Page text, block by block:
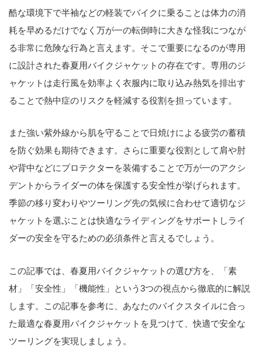
酷な環境下で半袖などの軽装でバイクに乗ることは体力の消
耗を早めるだけでなく万が一の転倒時に大きな怪我につなが
る非常に危険な行為と言えます。そこで重要になるのが専用
に設計された春夏用バイクジャケットの存在です。専用のジ
ャケットは走行風を効率よく衣服内に取り込み熱気を排出す
ることで熱中症のリスクを軽減する役割を担っています。
また強い紫外線から肌を守ることで日焼けによる疲労の蓄積
を防ぐ効果も期待できます。さらに重要な役割として肩や肘
や背中などにプロテクターを装備することで万が一のアクシ
デントからライダーの体を保護する安全性が挙げられます。
季節の移り変わりやツーリング先の気候に合わせて適切なジ
ャケットを選ぶことは快適なライディングをサポートしライ
ダーの安全を守るための必須条件と言えるでしょう。
この記事では、春夏用バイクジャケットの選び方を、「素
材」「安全性」「機能性」という3つの視点から徹底的に解説
します。この記事を参考に、あなたのバイクスタイルに合っ
た最適な春夏用バイクジャケットを見つけて、快適で安全な
ツーリングを実現しましょう。